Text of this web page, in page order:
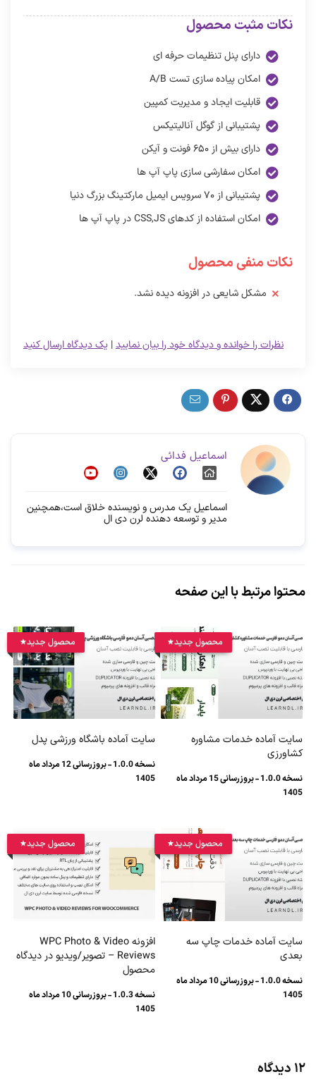
نکات مثبت محصول
دارای پنل تنظیمات حرفه ای
امکان پیاده سازی تست A/B
قابلیت ایجاد و مدیریت کمپین
پشتیبانی از گوگل آنالیتیکس
دارای بیش از ۶۵۰ فونت و آیکن
امکان سفارشی سازی پاپ آپ ها
پشتیبانی از ۷۰ سرویس ایمیل مارکتینگ بزرگ دنیا
امکان استفاده از کدهای CSS,JS در پاپ آپ ها
نکات منفی محصول
مشکل شایعی در افزونه دیده نشد.
یک دیدگاه ارسال کنید |نظرات را خوانده و دیدگاه خود را بیان نمایید
اسماعیل فدائی
اسماعیل یک مدرس و نویسنده خلاق است،همچنین
مدیر و توسعه دهنده لرن دی ال
محتوا مرتبط با این صفحه
محصول جدید
سایت آماده خدمات مشاوره
کشاورزی
نسخه 1.0.0 - بروزرسانی 15 مرداد ماه
1405
محصول جدید
سایت آماده باشگاه ورزشی پدل
نسخه 1.0.0 - بروزرسانی 12 مرداد ماه
1405
محصول جدید
سایت آماده خدمات چاپ سه
بعدی
نسخه 1.0.0 - بروزرسانی 10 مرداد ماه
1405
محصول جدید
افزونه WPC Photo & Video
Reviews – تصویر/ویدیو در دیدگاه
محصول
نسخه 1.0.3 - بروزرسانی 10 مرداد ماه
1405
۱۲ دیدگاه